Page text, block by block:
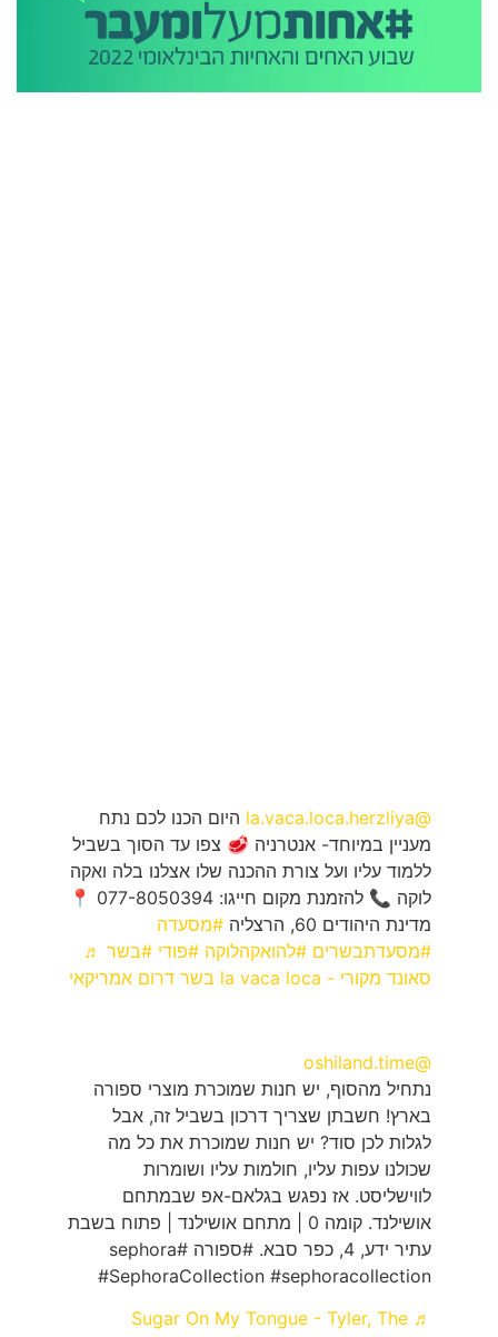
@la.vaca.loca.herzliya
היום הכנו לכם נתח
מעניין במיוחד- אנטרניה 🥩 צפו עד הסוך בשביל
ללמוד עליו ועל צורת ההכנה שלו אצלנו בלה ואקה
לוקה 📞 להזמנת מקום חייגו: 077-8050394 📍
מדינת היהודים 60, הרצליה
#מסעדה
#מסעדתבשרים #להואקהלוקה #פודי #בשר ♬
סאונד מקורי - la vaca loca בשר דרום אמריקאי
@oshiland.time
נתחיל מהסוף, יש חנות שמוכרת מוצרי ספורה
בארץ! חשבתן שצריך דרכון בשביל זה, אבל
לגלות לכן סוד? יש חנות שמוכרת את כל מה
שכולנו עפות עליו, חולמות עליו ושומרות
לווישליסט. אז נפגש בגלאם-אפ שבמתחם
אושילנד. קומה 0 | מתחם אושילנד | פתוח בשבת
עתיר ידע, 4, כפר סבא. #ספורה #sephora
#SephoraCollection #sephoracollection
♬ Sugar On My Tongue - Tyler, The